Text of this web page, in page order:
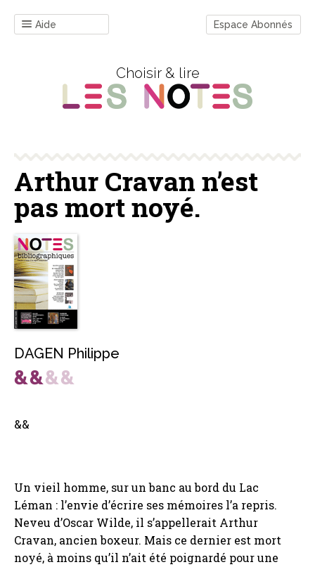
Aide Espace Abonnés
Choisir & lire
Arthur Cravan n’est
pas mort noyé.
DAGEN Philippe
&&
Un vieil homme, sur un banc au bord du Lac
Léman : l’envie d’écrire ses mémoires l’a repris.
Neveu d’Oscar Wilde, il s’appellerait Arthur
Cravan, ancien boxeur. Mais ce dernier est mort
noyé, à moins qu’il n’ait été poignardé pour une